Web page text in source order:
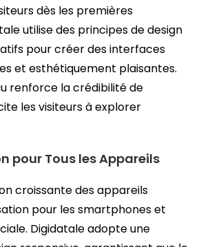
dès les premières
utilise des principes de design
pour créer des interfaces
et esthétiquement plaisantes.
renforce la crédibilité de
les visiteurs à explorer
pour Tous les Appareils
croissante des appareils
pour les smartphones et
Digidatale adopte une